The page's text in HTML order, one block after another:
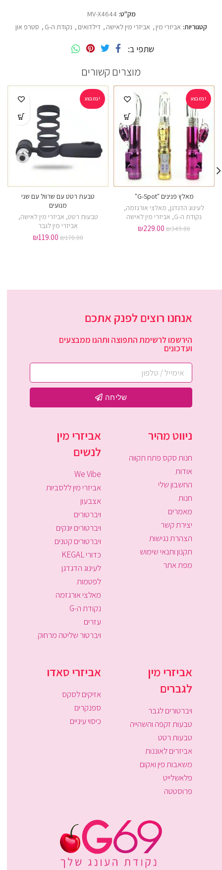
מק"ט: MV-X4644
קטגוריות: אביזרי מין, אביזרי מין לאישה , דילדואים , נקודת ה-G , סטרפ און
שתפי ב
מוצרים קשורים
במבצע!
מאלץ פנינים "G-Spot"
לעינוג הדגדגן, מאלצי אורגזמה,
נקודת ה-G , אביזרי מין לאישה
₪349.00
₪229.00
במבצע!
טבעת רטט עם שרוול עם שני
מנועים
טבעות רטט, אביזרי מין לאישה,
אביזרי מין לגבר
₪170.00
₪119.00
אנחנו רוצים לפנק אתכם
הירשמו לרשימת התפוצה ותהנו ממבצעים
ועדכונים
שליחה
ניווט מהיר
חנות סקס פתח תקווה
אודות
החשבון שלי
חנות
מאמרים
יצירת קשר
הצהרת נגישות
תקנון ותנאי שימוש
מפת אתר
אביזרי מין
לנשים
We Vibe
אביזרי מין ללסביות
אצבעון
ויברטורים
ויברטורים יונקים
ויברטורים קטנים
כדורי KEGAL
לעינוג הדגדגן
לפטמות
מאלצי אורגזמה
נקודת ה-G
עזרים
ויברטור שליטה מרחוק
אביזרי מין
לגברים
ויברטורים לגבר
טבעות זקפה והשהייה
טבעות רטט
אביזרים לאוננות
משאבות פין ואקום
פלאשלייט
פרוסטטה
אביזרי סאדו
אזיקים לסקס
ספנקרים
כיסוי עיניים